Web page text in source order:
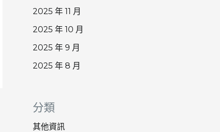
2025 年 11 月
2025 年 10 月
2025 年 9 月
2025 年 8 月
分類
其他資訊